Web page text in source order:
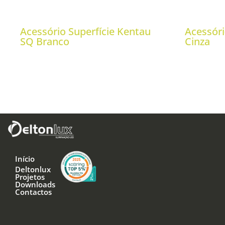
Acessório Superfície Kentau
SQ Branco Cinza
Início
Deltonlux
Projetos
Downloads
Contactos